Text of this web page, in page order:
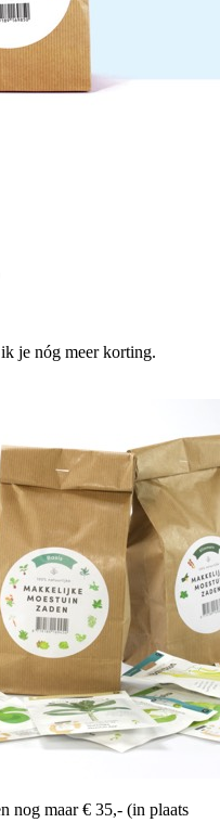
je nóg meer korting.
nog maar € 35,- (in plaats